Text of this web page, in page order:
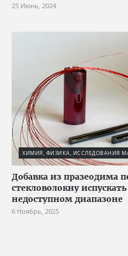
25 Июнь, 2024
ХИМИЯ, ФИЗИКА, ИССЛЕДОВАНИЯ
Добавка из празеодима
стекловолокну
недоступном диапазоне
6 Ноябрь, 2025